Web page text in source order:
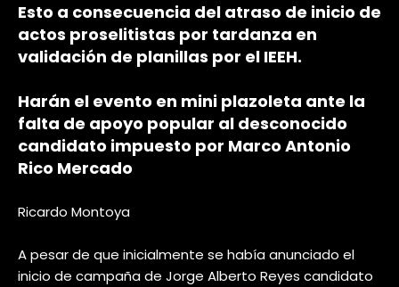
Esto a consecuencia del atraso de inicio de
actos proselitistas por tardanza en
validación de planillas por el IEEH.
Harán el evento en mini plazoleta ante la
falta de apoyo popular al desconocido
candidato impuesto por Marco Antonio
Rico Mercado
Ricardo Montoya
A pesar de que inicialmente se había anunciado el
inicio de campaña de Jorge Alberto Reyes candidato